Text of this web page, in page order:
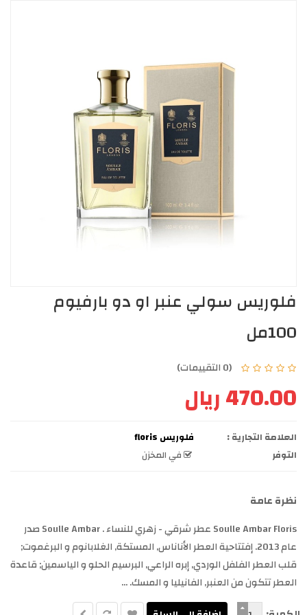
فلوريس سولي عنبر او دو بارفيوم
100مل
(0 التقييمات)
470.00 ريال
العلامة التجارية :
فلوريس floris
التوفر
في المخزن
نظرة عامة
Soulle Ambar Floris عطر شرقي - زهري للنساء . Soulle Ambar صدر
عام 2013. إفتتاحية العطر الأناناس, المستكة, الغلابانوم و البرغموت;
قلب العطر الفلفل الوردي, إبره الراعي, البرسيم الحلو و الياسمين; قاعدة
العطر تتكون من العنبر, الفانيليا و المسك. ...